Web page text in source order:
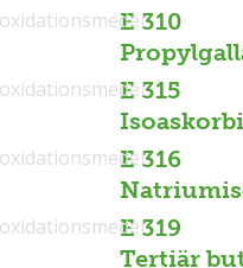
E 310
E 315
E 316
E 319
Tertiär